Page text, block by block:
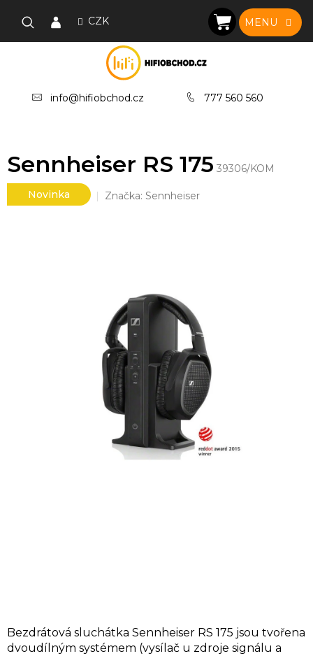
CZK
info@hifiobchod.cz 777 560 560
NÁKUPNÍ
KOŠÍK
Sennheiser RS 175 39306/KOM
Novinka Značka: Sennheiser
Bezdrátová sluchátka Sennheiser RS 175 jsou tvořena
dvoudílným systémem (vysílač u zdroje signálu a